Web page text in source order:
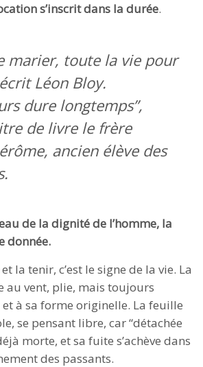
s’inscrit dans la durée.
marier, toute la vie pour
écrit Léon Bloy.
dure longtemps”,
de livre le frère
ancien élève des
de la dignité de l’homme, la
donnée.
la tenir, c’est le signe de la vie. La
au vent, plie, mais toujours
à sa forme originelle. La feuille
se pensant libre, car “détachée
morte, et sa fuite s’achève dans
des passants.